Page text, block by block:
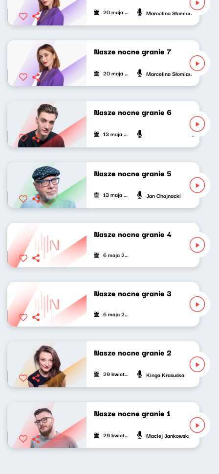
20 maja 2021 Marcelina Słomian
Nasze nocne granie 7
20 maja 2021 Marcelina Słomian
Nasze nocne granie 6
13 maja 2021 Mateusz
Nasze nocne granie 5
13 maja 2021 Jan Chojnacki
Nasze nocne granie 4
6 maja 2021
Nasze nocne granie 3
6 maja 2021
Nasze nocne granie 2
29 kwietnia 2021 Kinga Krasuska
Nasze nocne granie 1
29 kwietnia 2021 Maciej Jankowski